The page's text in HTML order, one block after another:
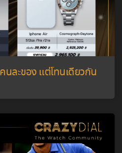
ละของ แต่โทนเดียวกัน